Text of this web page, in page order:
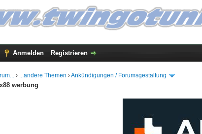
Anmelden Registrieren
› ...andere Themen ›Ankündigungen / Forumsgestaltung
werbung